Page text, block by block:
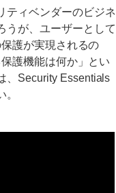
ティベンダーのビジネ
うが、ユーザーとして
護が実現されるの
護機能は何か」とい
、Security Essentials